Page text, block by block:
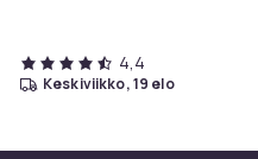
4,4
keskiviikko, 19 elo